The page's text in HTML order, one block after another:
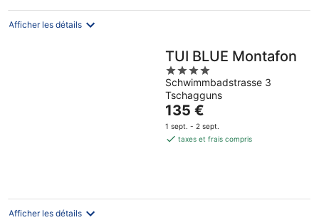
par
Afficher les détails
TUI BLUE Montafon
4
out
of
5
Schwimmbadstrasse 3
Tschagguns
Le
prix
est
135 €
1 sept. - 2 sept.
taxes et frais compris
Afficher les détails